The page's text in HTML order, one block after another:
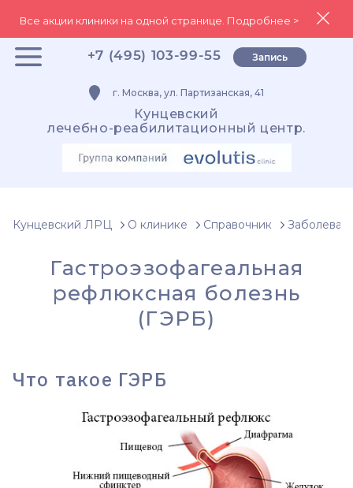
Все акции клиники на одной странице. Подробнее >
+7 (495) 103-99-55 Запись
г. Москва, ул. Партизанская, 41
Кунцевский
лечебно-реабилитационный центр.
Кунцевский ЛРЦ О клинике Справочник
Гастроэзофагеальная
рефлюксная болезнь
(ГЭРБ)
Что такое ГЭРБ